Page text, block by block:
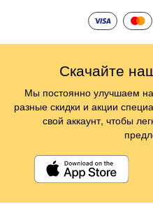
Скачайте
Мы постоянно улучшаем
разные скидки и акции
свой аккаунт, чтобы